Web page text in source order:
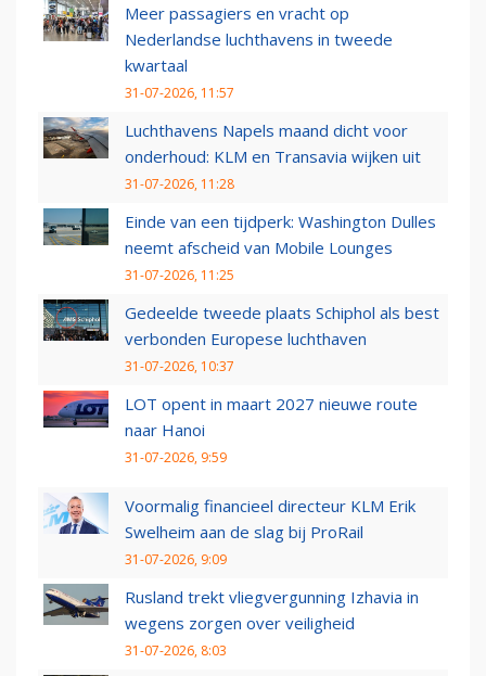
Meer passagiers en vracht op
Nederlandse luchthavens in tweede
kwartaal
31-07-2026, 11:57
Luchthavens Napels maand dicht voor
onderhoud: KLM en Transavia wijken uit
31-07-2026, 11:28
Einde van een tijdperk: Washington Dulles
neemt afscheid van Mobile Lounges
31-07-2026, 11:25
Gedeelde tweede plaats Schiphol als best
verbonden Europese luchthaven
31-07-2026, 10:37
LOT opent in maart 2027 nieuwe route
naar Hanoi
31-07-2026, 9:59
Voormalig financieel directeur KLM Erik
Swelheim aan de slag bij ProRail
31-07-2026, 9:09
Rusland trekt vliegvergunning Izhavia in
wegens zorgen over veiligheid
31-07-2026, 8:03